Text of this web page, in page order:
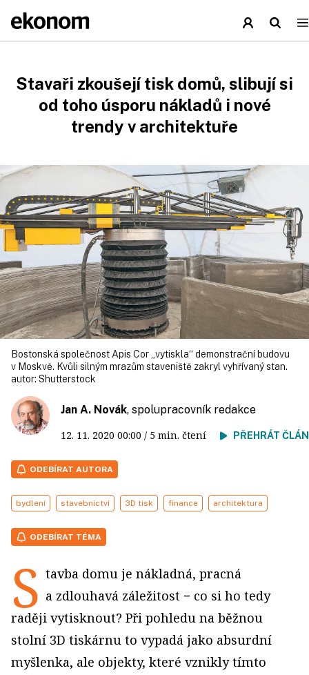
Stavaři zkoušejí tisk domů, slibují si
od toho úsporu nákladů i nové
trendy v architektuře
Bostonská společnost Apis Cor „vytiskla“ demonstrační budovu
v Moskvě. Kvůli silným mrazům staveniště zakryl vyhřívaný stan.
autor: Shutterstock
Jan A. Novák, spolupracovník redakce
12. 11. 2020 00:00 / 5 min. čtení PŘEHRÁT
ODEBÍRAT AUTORA
bydlení stavebnictví 3D tisk finance architektura
ODEBÍRAT TÉMA
S tavba domu je nákladná, pracná
a zdlouhavá záležitost − co si ho tedy
raději vytisknout? Při pohledu na běžnou
stolní 3D tiskárnu to vypadá jako absurdní
myšlenka, ale objekty, které vznikly tímto